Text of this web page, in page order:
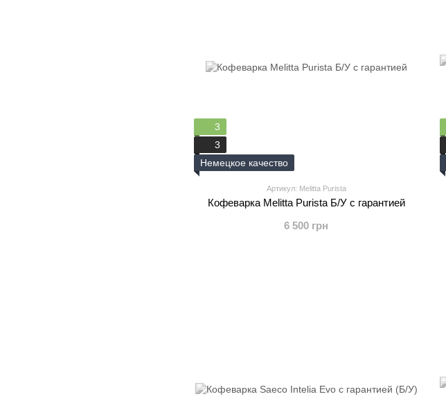
3
3
Немецкое качество
Артикул: Melitta Purista
Кофеварка Melitta Purista Б/У с гарантией
6 500 грн